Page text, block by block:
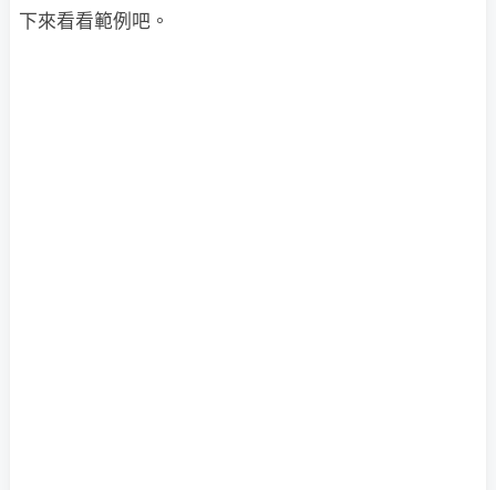
下來看看範例吧。